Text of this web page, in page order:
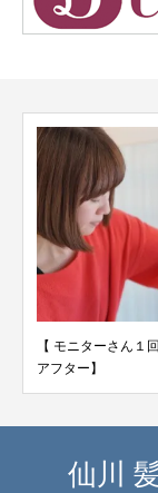
【 モニターさん１
アフター】
仙川